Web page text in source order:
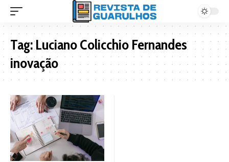
Tag:Luciano Colicchio Fernandes
inovação